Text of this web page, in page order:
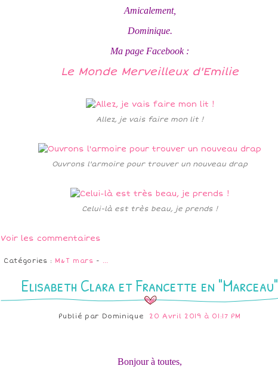
Amicalement,
Dominique.
Ma page Facebook :
Le Monde Merveilleux d'Emilie
Allez, je vais faire mon lit !
Ouvrons l'armoire pour trouver un nouveau drap
Celui-là est très beau, je prends !
Voir les commentaires
Catégories : M&T mars - …
Elisabeth Clara et Francette en "Marceau"
Publié par Dominique 20 Avril 2019 à 01:17 PM
Bonjour à toutes,